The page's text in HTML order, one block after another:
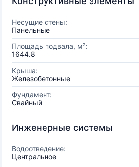
Несущие стены:
Панельные
Площадь подвала, м²:
1644.8
Крыша:
Железобетонные
Фундамент:
Свайный
Инженерные системы
Водоотведение:
Центральное